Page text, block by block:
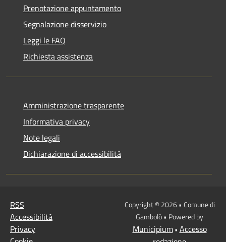
Prenotazione appuntamento
Segnalazione disservizio
Leggi le FAQ
Richiesta assistenza
Amministrazione trasparente
Informativa privacy
Note legali
Dichiarazione di accessibilità
RSS
Accessibilità
Privacy
Copyright © 2026 • Comune di
Gambolò • Powered by
Municipium• Accesso